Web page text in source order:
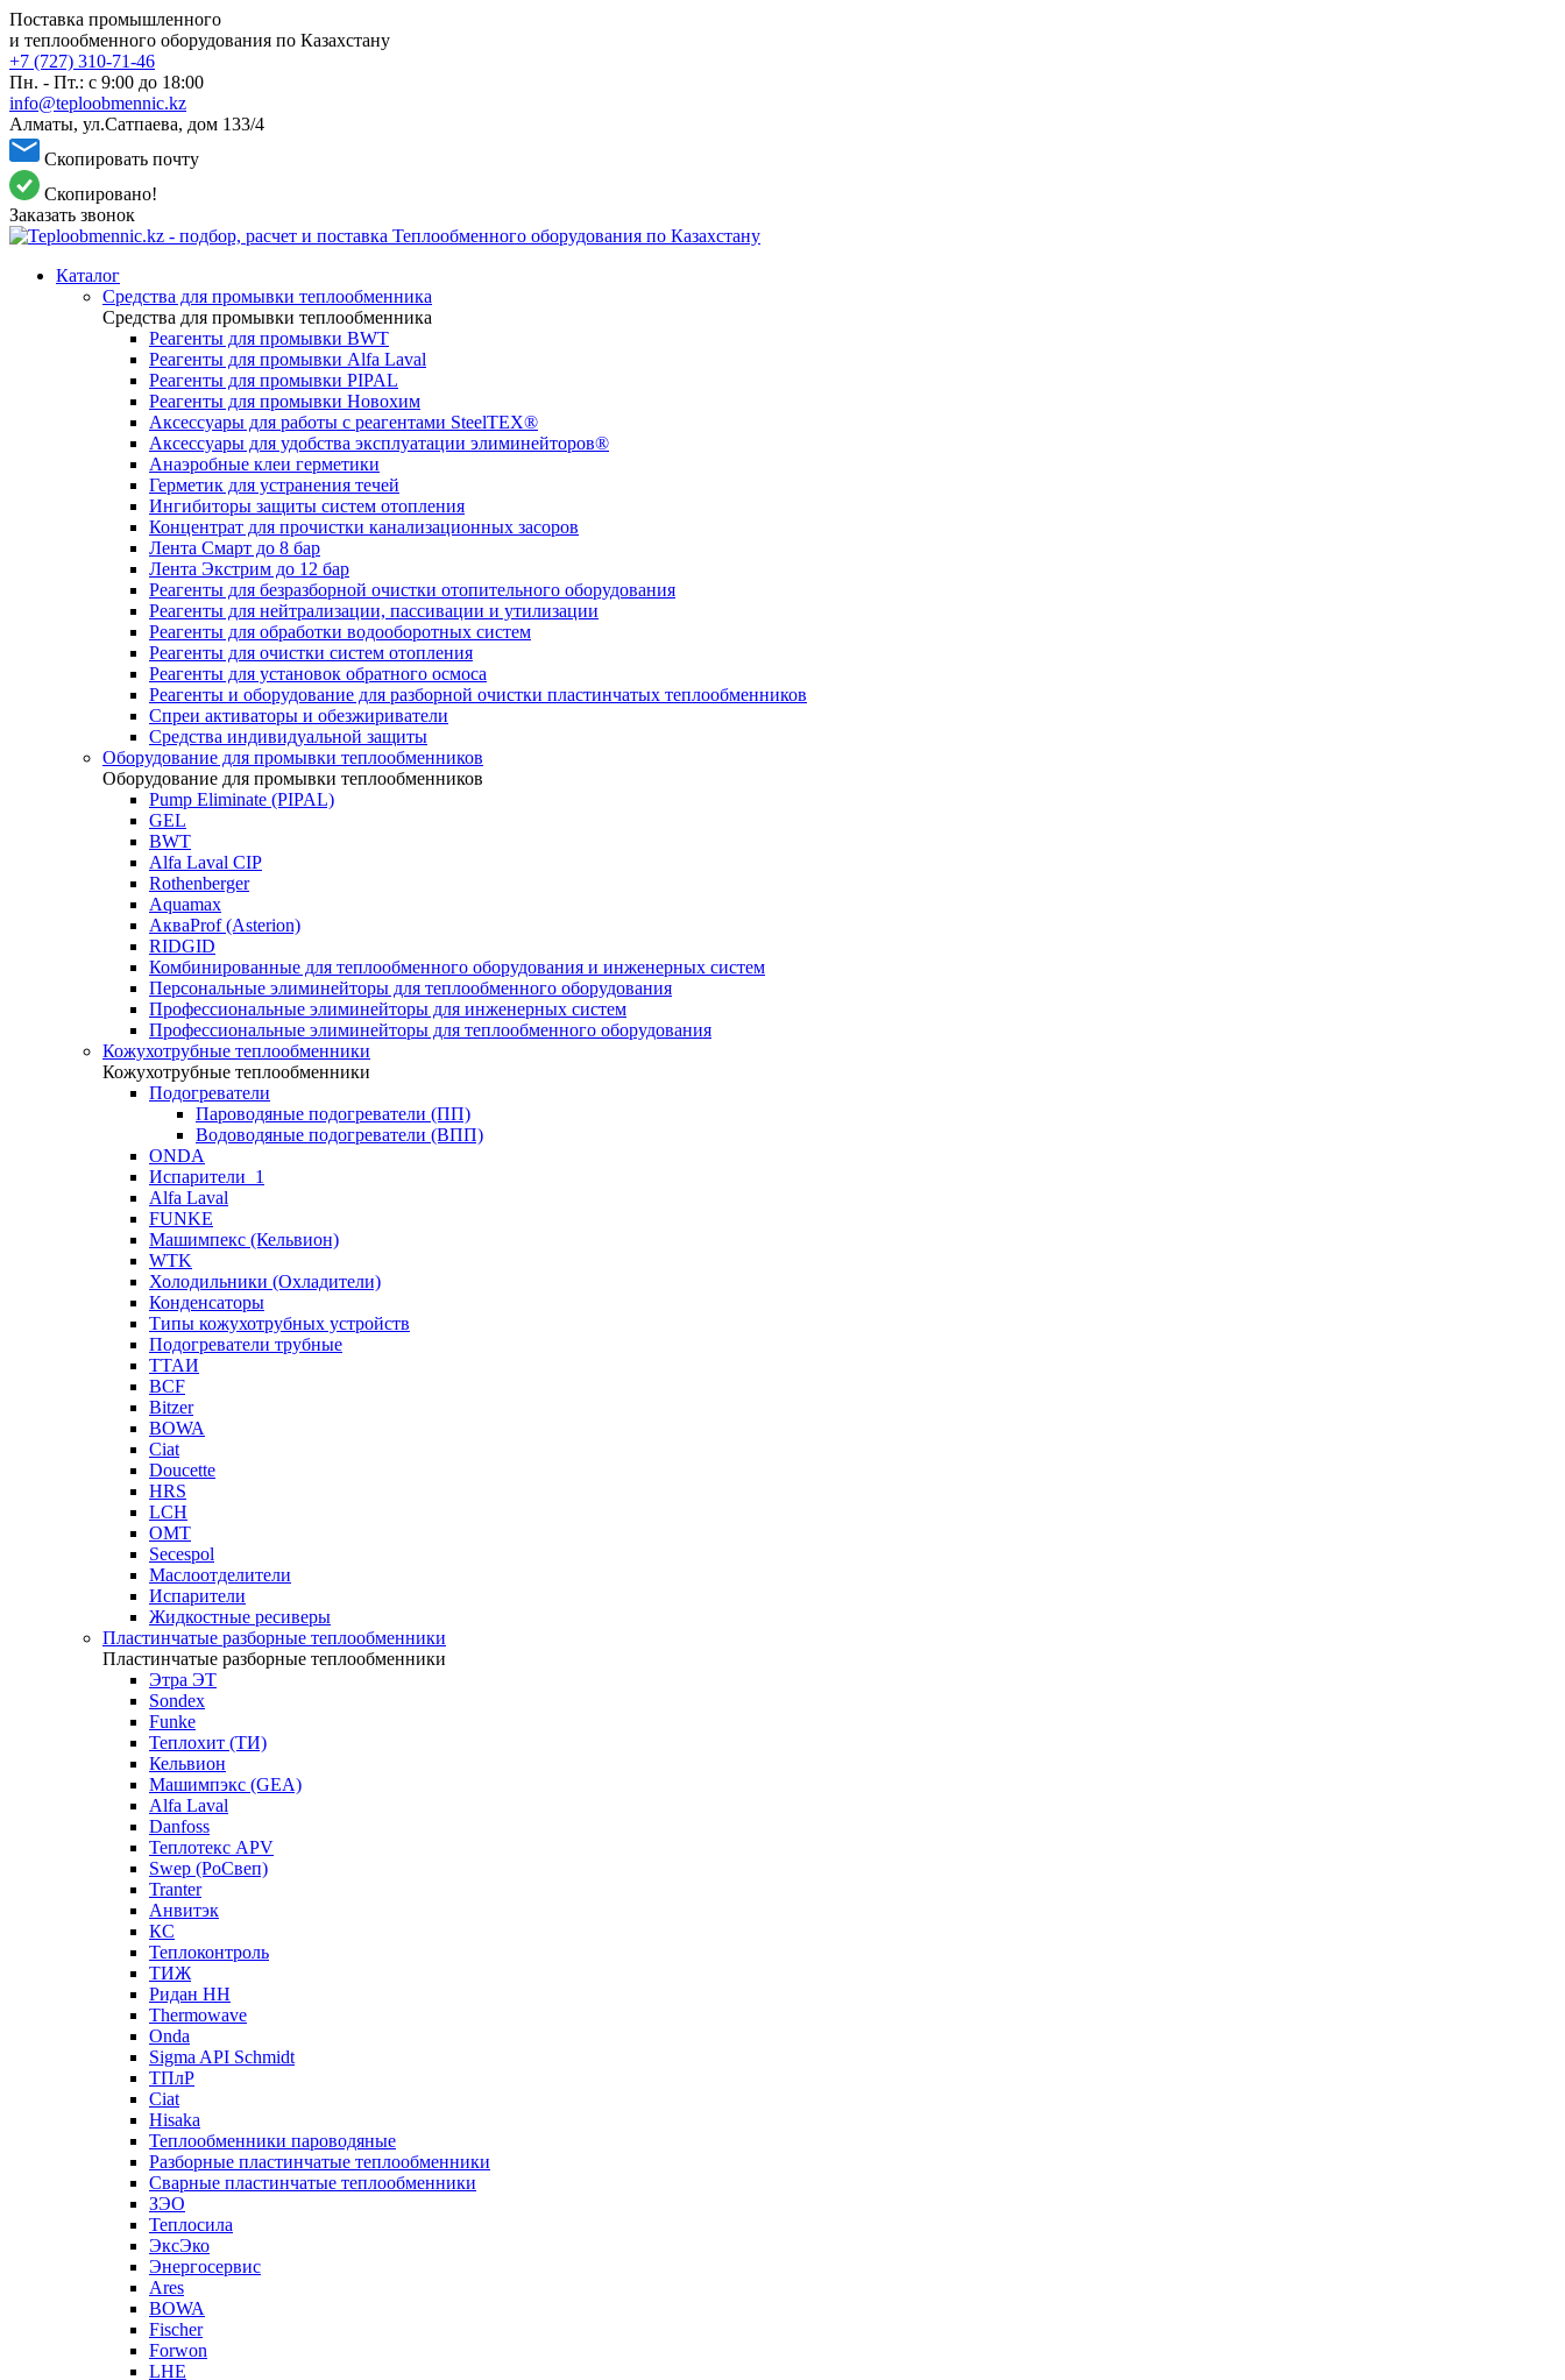
Поставка промышленного
и теплообменного оборудования по Казахстану
+7 (727) 310-71-46
Пн. - Пт.: с 9:00 до 18:00
info@teploobmennic.kz
Алматы, ул.Сатпаева, дом 133/4
Скопировать почту
Скопировано!
Заказать звонок
Каталог
Средства для промывки теплообменника
Средства для промывки теплообменника
Реагенты для промывки BWT
Реагенты для промывки Alfa Laval
Реагенты для промывки PIPAL
Реагенты для промывки Новохим
Аксессуары для работы с реагентами SteelTEX®
Аксессуары для удобства эксплуатации элиминейторов®
Анаэробные клеи герметики
Герметик для устранения течей
Ингибиторы защиты систем отопления
Концентрат для прочистки канализационных засоров
Лента Смарт до 8 бар
Лента Экстрим до 12 бар
Реагенты для безразборной очистки отопительного оборудования
Реагенты для нейтрализации, пассивации и утилизации
Реагенты для обработки водооборотных систем
Реагенты для очистки систем отопления
Реагенты для установок обратного осмоса
Реагенты и оборудование для разборной очистки пластинчатых теплообменников
Спреи активаторы и обезжириватели
Средства индивидуальной защиты
Оборудование для промывки теплообменников
Оборудование для промывки теплообменников
Pump Eliminate (PIPAL)
GEL
BWT
Alfa Laval CIP
Rothenberger
Aquamax
АкваProf (Asterion)
RIDGID
Комбинированные для теплообменного оборудования и инженерных систем
Персональные элиминейторы для теплообменного оборудования
Профессиональные элиминейторы для инженерных систем
Профессиональные элиминейторы для теплообменного оборудования
Кожухотрубные теплообменники
Кожухотрубные теплообменники
Подогреватели
Пароводяные подогреватели (ПП)
Водоводяные подогреватели (ВПП)
ONDA
Испарители_1
Alfa Laval
FUNKE
Машимпекс (Кельвион)
WTK
Холодильники (Охладители)
Конденсаторы
Типы кожухотрубных устройств
Подогреватели трубные
ТТАИ
BCF
Bitzer
BOWA
Ciat
Doucette
HRS
LCH
OMT
Secespol
Маслоотделители
Испарители
Жидкостные ресиверы
Пластинчатые разборные теплообменники
Пластинчатые разборные теплообменники
Этра ЭТ
Sondex
Funke
Теплохит (ТИ)
Кельвион
Машимпэкс (GEA)
Alfa Laval
Danfoss
Теплотекс APV
Swep (РоСвеп)
Tranter
Анвитэк
КС
Теплоконтроль
ТИЖ
Ридан НН
Thermowave
Onda
Sigma API Schmidt
ТПлР
Ciat
Hisaka
Теплообменники пароводяные
Разборные пластинчатые теплообменники
Сварные пластинчатые теплообменники
ЗЭО
Теплосила
ЭксЭко
Энергосервис
Ares
BOWA
Fischer
Forwon
LHE